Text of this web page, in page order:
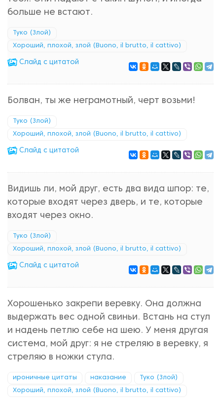
больше не встают.
Туко (Злой)
Хороший, плохой, злой (Buono, il brutto, il cattivo)
Cлайд с цитатой
Болван, ты же неграмотный, черт возьми!
Туко (Злой)
Хороший, плохой, злой (Buono, il brutto, il cattivo)
Cлайд с цитатой
Видишь ли, мой друг, есть два вида шпор: те,
которые входят через дверь, и те, которые
входят через окно.
Туко (Злой)
Хороший, плохой, злой (Buono, il brutto, il cattivo)
Cлайд с цитатой
Хорошенько закрепи веревку. Она должна
выдержать вес одной свиньи. Встань на стул
и надень петлю себе на шею. У меня другая
система, мой друг: я не стреляю в веревку, я
стреляю в ножки стула.
ироничные цитаты наказание Туко (Злой)
Хороший, плохой, злой (Buono, il brutto, il cattivo)